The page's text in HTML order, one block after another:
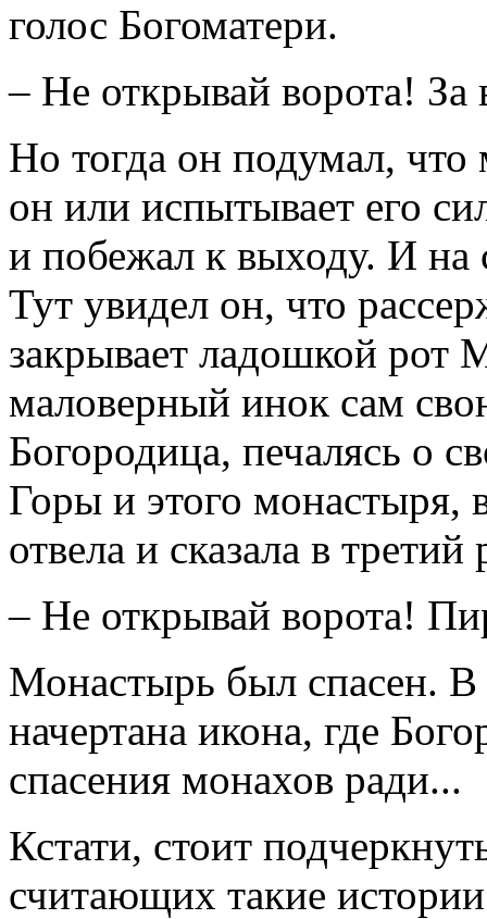
голос Богоматери.
– Не открывай ворота!
Но тогда он подумал, что
он или испытывает его
и побежал к выходу. И на
Тут увидел он, что
закрывает ладошкой рот
маловерный инок сам
Богородица, печалясь о
Горы и этого монастыря,
отвела и сказала в третий
– Не открывай ворота!
Монастырь был спасен. В
начертана икона, где
спасения монахов ради...
Кстати, стоит
считающих такие